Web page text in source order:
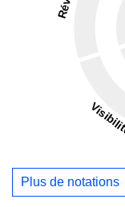
Plus de notations